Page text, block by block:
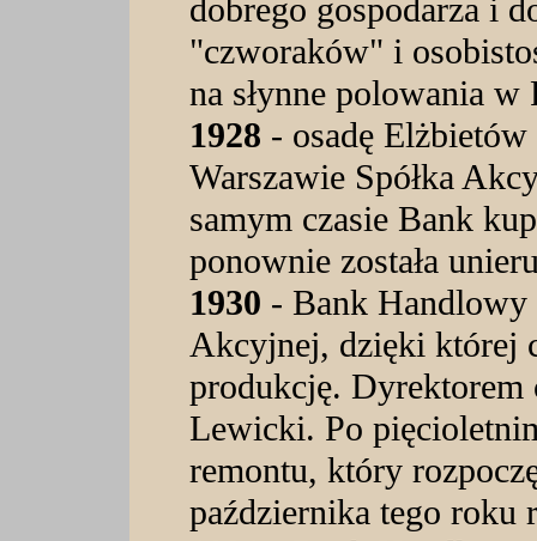
dobrego gospodarza i
"czworaków" i
na słynne polowania w
1928 - osadę
Warszawie Spółka
samym czasie Bank
ponownie została
1930 - Bank Handlowy
Akcyjnej, dzięki której
produkcję. Dyrektorem
Lewicki. Po
remontu, który
października tego roku